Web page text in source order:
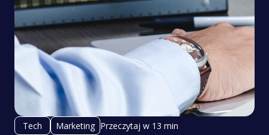
Tech Marketing Przeczytaj w 13 min